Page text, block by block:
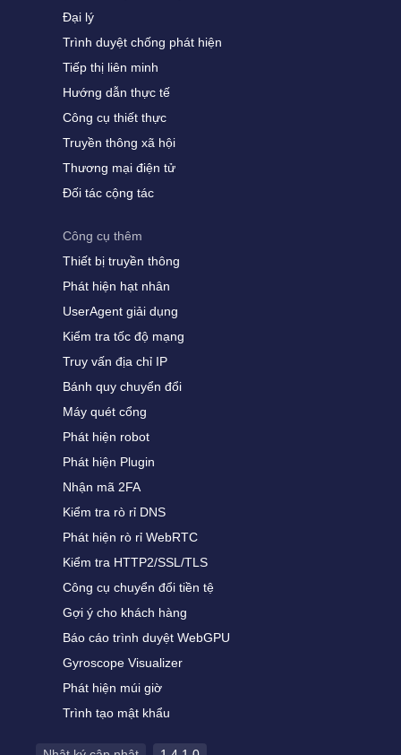
Đại lý
Trình duyệt chống phát hiện
Tiếp thị liên minh
Hướng dẫn thực tế
Công cụ thiết thực
Truyền thông xã hội
Thương mại điện tử
Đối tác cộng tác
Công cụ thêm
Thiết bị truyền thông
Phát hiện hạt nhân
UserAgent giải dụng
Kiểm tra tốc độ mạng
Truy vấn địa chỉ IP
Bánh quy chuyển đổi
Máy quét cổng
Phát hiện robot
Phát hiện Plugin
Nhận mã 2FA
Kiểm tra rò rỉ DNS
Phát hiện rò rỉ WebRTC
Kiểm tra HTTP2/SSL/TLS
Công cụ chuyển đổi tiền tệ
Gợi ý cho khách hàng
Báo cáo trình duyệt WebGPU
Gyroscope Visualizer
Phát hiện múi giờ
Trình tạo mật khẩu